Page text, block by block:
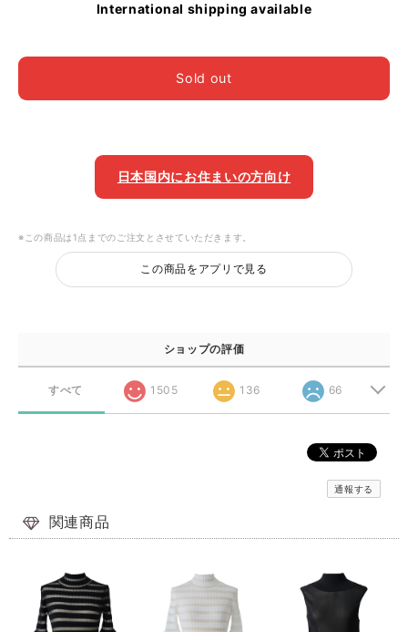
International shipping available
Sold out
日本国内にお住まいの方向け
※この商品は1点までのご注文とさせていただきます。
この商品をアプリで見る
ショップの評価
すべて 1505 136 66
通報する
関連商品